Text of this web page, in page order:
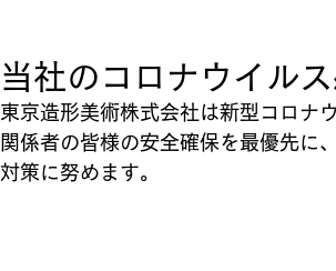
当社のコロナウイル
東京造形美術株式会社は新型コロナ
関係者の皆様の安全確保を最優先に
対策に努めます。